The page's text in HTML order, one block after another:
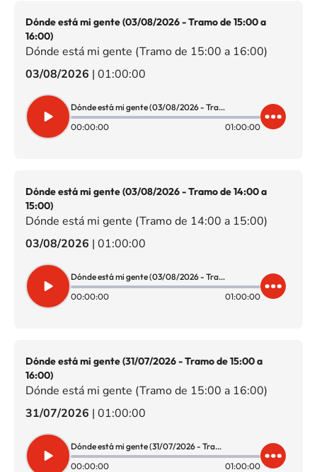
Dónde está mi gente (03/08/2026 - Tramo de 15:00 a
16:00)
Dónde está mi gente (Tramo de 15:00 a 16:00)
03/08/2026 | 01:00:00
Dónde está mi gente (03/08/2026 - Tramo de 15:00 a 16:00)
00:00:00
01:00:00
Dónde está mi gente (03/08/2026 - Tramo de 14:00 a
15:00)
Dónde está mi gente (Tramo de 14:00 a 15:00)
03/08/2026 | 01:00:00
Dónde está mi gente (03/08/2026 - Tramo de 14:00 a 15:00)
00:00:00
01:00:00
Dónde está mi gente (31/07/2026 - Tramo de 15:00 a
16:00)
Dónde está mi gente (Tramo de 15:00 a 16:00)
31/07/2026 | 01:00:00
Dónde está mi gente (31/07/2026 - Tramo de 15:00 a 16:00)
00:00:00
01:00:00